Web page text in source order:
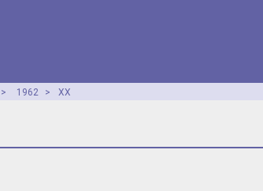
> 1962 > XX